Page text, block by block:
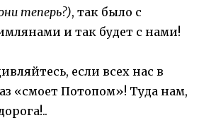
теперь?), так было с
и так будет с нами!
если всех нас в
«смоет Потопом»! Туда нам,